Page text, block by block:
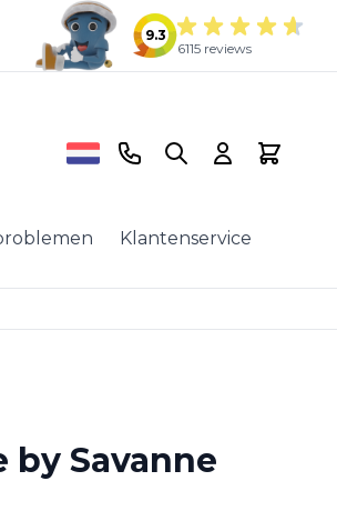
9.3
6115 reviews
Klantenservice
Telefoonnummer
Search Cart
Savanne